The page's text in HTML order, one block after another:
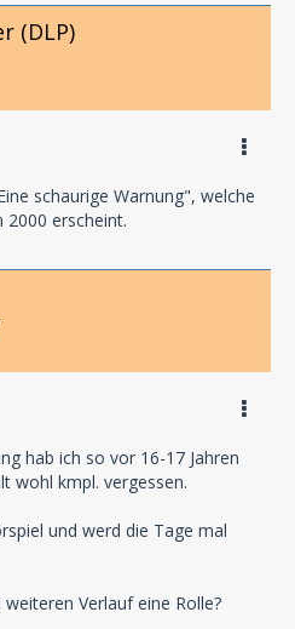
(DLP)
schaurige Warnung", welche
2000 erscheint.
hab ich so vor 16-17 Jahren
wohl kmpl. vergessen.
und werd die Tage mal
Verlauf eine Rolle?